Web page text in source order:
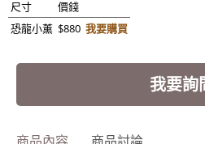
尺寸
價錢
恐龍小薰 $880 我要購買
我要詢